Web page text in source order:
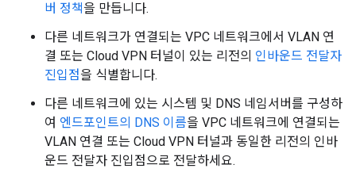
버 정책 을 만듭니다.
다른 네트워크가 연결되는 VPC 네트워크에서 VLAN 연
결 또는 Cloud VPN 터널이 있는 리전의 인바운드 전달자
진입점을 식별합니다.
다른 네트워크에 있는 시스템 및 DNS 네임서버를 구성하
여 엔드포인트의 DNS 이름을 VPC 네트워크에 연결되는
VLAN 연결 또는 Cloud VPN 터널과 동일한 리전의 인바
운드 전달자 진입점으로 전달하세요.